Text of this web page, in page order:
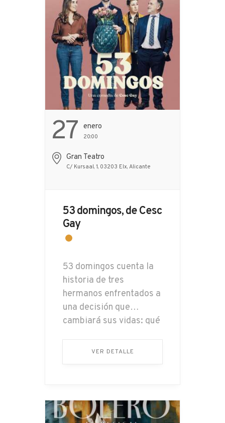
27 Enero
20:00
Gran Teatro
C/ Kursaal, 1, 03203 Elx, Alicante
53 domingos, de Cesc
Gay
53 domingos cuenta la
historia de tres
hermanos enfrentados a
una decisión que
cambiará sus vidas: qué
86 años, cuyo
debería ser una reunión
familiar ordenada y
VER DETALLE